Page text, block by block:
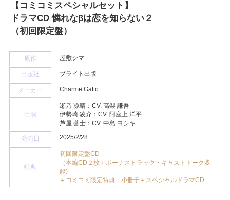
【コミコミスペシャルセット】
ドラマCD 憐れなβは恋を知らない２
（初回限定盤）
原作 屋敷シマ
出版社 ブライト出版
メーカー Charme Gatto
出演
瀬乃 凉晴：CV. 高梨 謙吾
伊勢崎 凌介：CV. 阿座上 洋平
芦屋 蒼士：CV. 中島 ヨシキ
発売日 2025/2/28
特典
初回限定盤CD
（本編CD２枚＋ボーナストラック・キャストトーク収
録)
＋コミコミ限定特典：小冊子＋スペシャルドラマCD